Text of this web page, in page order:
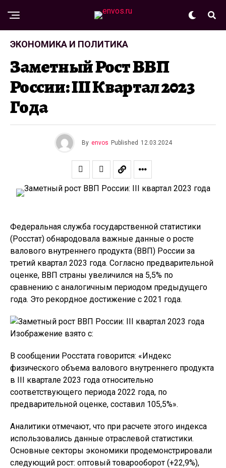
ЭКОНОМИКА И ПОЛИТИКА
Заметный Рост ВВП
России: III Квартал 2023
Года
By envos Published 12.03.2024
Федеральная служба государственной статистики
(Росстат) обнародовала важные данные о росте
валового внутреннего продукта (ВВП) России за
третий квартал 2023 года. Согласно предварительной
оценке, ВВП страны увеличился на 5,5% по
сравнению с аналогичным периодом предыдущего
года. Это рекордное достижение с 2021 года.
Изображение взято с:
В сообщении Росстата говорится: «Индекс
физического объема валового внутреннего продукта
в III квартале 2023 года относительно
соответствующего периода 2022 года, по
предварительной оценке, составил 105,5%».
Аналитики отмечают, что при расчете этого индекса
использовались данные отраслевой статистики.
Основные секторы экономики продемонстрировали
следующий рост: оптовый товарооборот (+22,9%),